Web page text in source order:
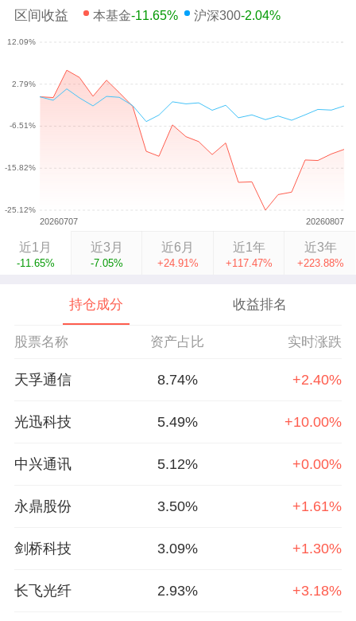
区间收益 本基金-11.65% 沪深300-2.04%
近1月
-11.65%
近3月
-7.05%
近6月
+24.91%
近1年
+117.47%
近3年
+223.88%
持仓成分 收益排名
股票名称 资产占比 实时涨跌
天孚通信 8.74% +2.40%
光迅科技 5.49% +10.00%
中兴通讯 5.12% +0.00%
永鼎股份 3.50% +1.61%
剑桥科技 3.09% +1.30%
长飞光纤 2.93% +3.18%